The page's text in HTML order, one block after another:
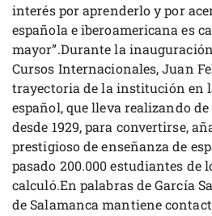
interés por aprenderlo y por
española e iberoamericana es
mayor”.Durante la
Cursos Internacionales, Juan
trayectoria de la institución en
español, que lleva realizando
desde 1929, para convertirse,
prestigioso de enseñanza de
pasado 200.000 estudiantes de
calculó.En palabras de García
de Salamanca mantiene